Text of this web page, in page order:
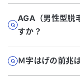
AGA（男性型脱
すか？
Ｍ字はげの前兆